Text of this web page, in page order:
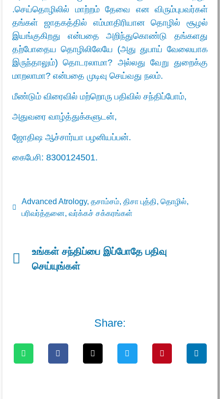
.செய்தொழிலில் மாற்றம் தேவை என விரும்புபவர்கள்
தங்கள் ஜாதகத்தில் எம்மாதிரியான தொழில் சூழல்
இயங்குகிறது என்பதை அறிந்துகொண்டு தங்களது
தற்போதைய தொழிலிலேயே (அது துபாய் வேலையாக
இருந்தாலும்) தொடரலாமா? அல்லது வேறு துறைக்கு
மாறலாமா? என்பதை முடிவு செய்வது நலம்.
மீண்டும் விரைவில் மற்றொரு பதிவில் சந்திப்போம்,
அதுவரை வாழ்த்துக்களுடன்,
ஜோதிஷ ஆச்சார்யா பழனியப்பன்.
கைபேசி: 8300124501.
Advanced Atrology, தசாம்சம், திசா புத்தி, தொழில்,
பரிவர்த்தனை, வர்க்கச் சக்கரங்கள்
உங்கள் சந்திப்பை இப்போதே பதிவு
செய்யுங்கள்
Share: